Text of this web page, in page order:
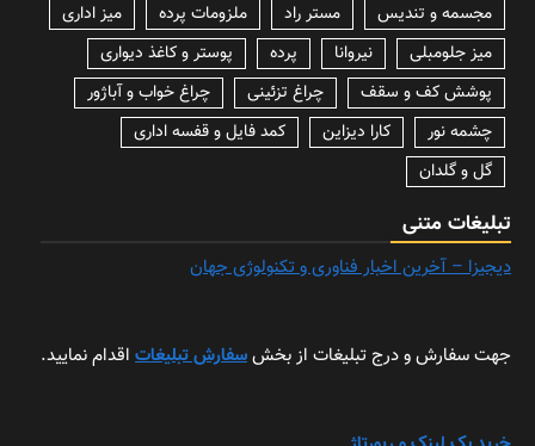
مجسمه و تندیس
مستر راد ملزومات پرده
میز اداری
میز جلومبلی
نیروانا پرده
پوستر و کاغذ دیواری
پوشش کف و سقف
چراغ تزئینی
چراغ خواب و آباژور
چشمه نور
کارا دیزاین
کمد فایل و قفسه اداری
گل و گلدان
تبلیغات متنی
دیجیزا – آخرین اخبار فناوری و تکنولوژی جهان
جهت سفارش و درج تبلیغات از بخشسفارش تبلیغات اقدام نمایید.